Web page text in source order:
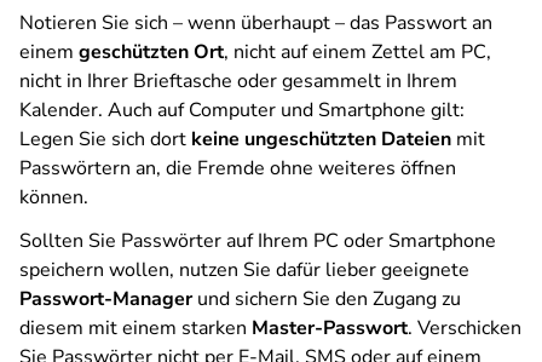
Notieren Sie sich – wenn überhaupt – das Passwort an
einem geschützten Ort, nicht auf einem Zettel am PC,
nicht in Ihrer Brieftasche oder gesammelt in Ihrem
Kalender. Auch auf Computer und Smartphone gilt:
Legen Sie sich dort keine ungeschützten Dateien mit
Passwörtern an, die Fremde ohne weiteres öffnen
können.
Sollten Sie Passwörter auf Ihrem PC oder Smartphone
speichern wollen, nutzen Sie dafür lieber geeignete
Passwort-Managerund sichern Sie den Zugang zu
diesem mit einem starken Master-Passwort. Verschicken